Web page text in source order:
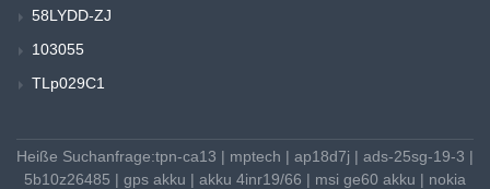
58LYDD-ZJ
103055
TLp029C1
Heiße Suchanfrage:tpn-ca13 | mptech | ap18d7j | ads-25sg-19-3 |
5b10z26485 | gps akku | akku 4inr19/66 | msi ge60 akku | nokia